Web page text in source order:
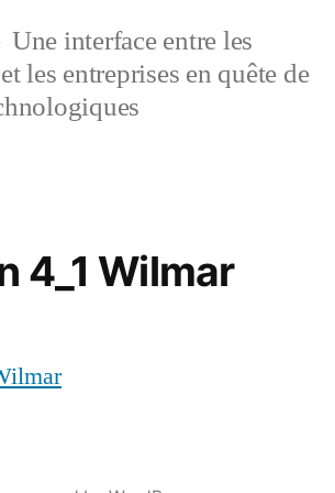
Une interface entre les
les entreprises en quête de
4_1 Wilmar